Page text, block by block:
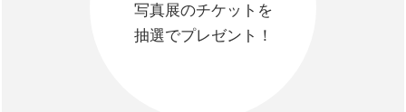
写真展のチケットを
抽選でプレゼント！